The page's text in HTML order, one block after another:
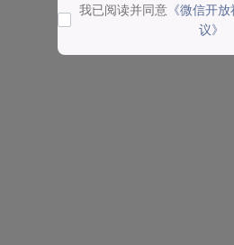
我已阅读并同意 《微信开
议》